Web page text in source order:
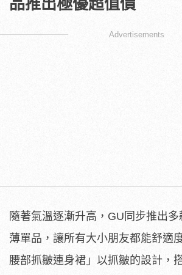
Advertisements
隨著氣溫逐漸升高，GU同步推出
薄單品，讓所有大小朋友都能舒適
腰部抓皺連身裙」以抓皺的設計，